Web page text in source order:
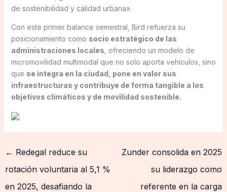
de sostenibilidad y calidad urbana».
Con este primer balance semestral, Bird refuerza su
posicionamiento como socio estratégico de las
administraciones locales , ofreciendo un modelo de
micromovilidad multimodal que no solo aporta vehículos, sino
que se integra en la ciudad, pone en valor sus
infraestructuras y contribuye de forma tangible a los
objetivos climáticos y de movilidad sostenible.
← Redegal reduce su
rotación voluntaria al 5,1 %
en 2025, desafiando la
Zunder consolida en 2025
su liderazgo como
referente en la carga